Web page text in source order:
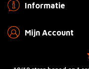
Informatie
Mijn Account